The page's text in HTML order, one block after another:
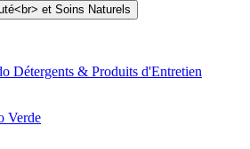
Détergents & Produits d'Entretien